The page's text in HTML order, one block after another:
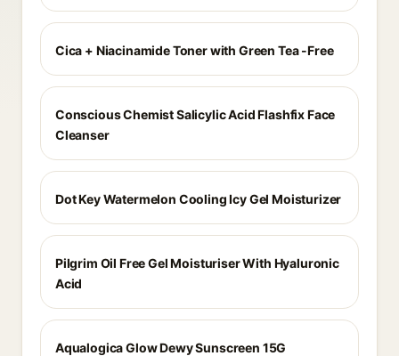
Cica + Niacinamide Toner with Green Tea -Free
Conscious Chemist Salicylic Acid Flashfix Face
Cleanser
Dot Key Watermelon Cooling Icy Gel Moisturizer
Pilgrim Oil Free Gel Moisturiser With Hyaluronic
Acid
Aqualogica Glow Dewy Sunscreen 15G